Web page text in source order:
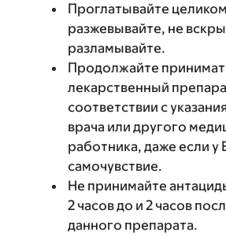
Проглатывайте
разжевывайте, не
разламывайте.
Продолжайте
лекарственный
соответствии с
врача или другого
работника, даже если у
самочувствие.
Не принимайте
2 часов до и 2 часов
данного препарата.